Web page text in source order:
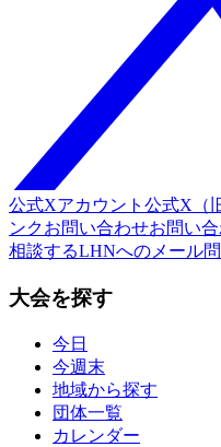
公式Xアカウント 公式X（
ンクお問い合わせお問い
相談するLHNへのメール
大会を探す
今日
今週末
地域から探す
団体一覧
カレンダー